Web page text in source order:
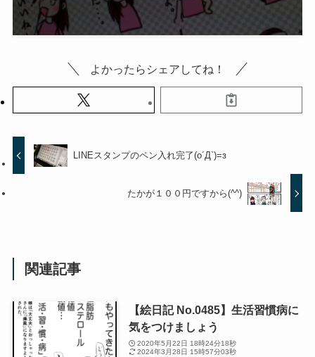
よかったらシェアしてね！
LINEスタンプのペン入れ完了(o´Д`)=з
たかが１００円ですから(^^)
関連記事
【絵日記 No.0485】生活習慣病に
気をつけましょう
2020年5月22日 18時24分18秒
2024年3月28日 15時57分03秒